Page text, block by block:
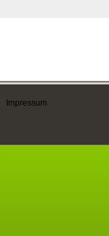
Impressum